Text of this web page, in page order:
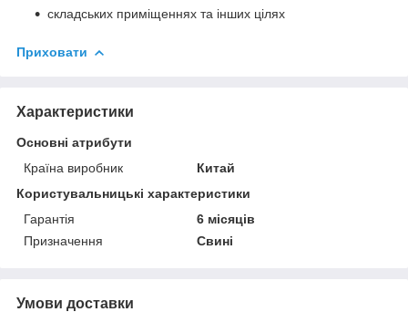
складських приміщеннях та інших цілях
Приховати
Характеристики
Основні атрибути
Країна виробник
Китай
Користувальницькі характеристики
Гарантія
6 місяців
Призначення
Свині
Умови доставки